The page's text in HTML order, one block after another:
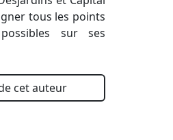
tous les points
sur ses
cet auteur